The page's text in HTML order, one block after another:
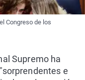
Congreso de los
Supremo ha
e